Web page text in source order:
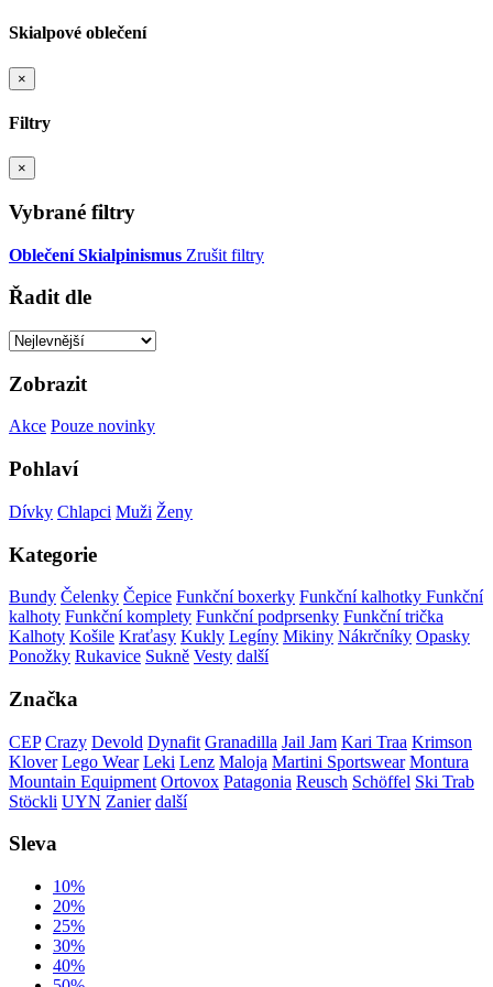
Skialpové oblečení
×
Filtry
×
Vybrané filtry
Oblečení Skialpinismus Zrušit filtry
Řadit dle
Zobrazit
Akce Pouze novinky
Pohlaví
Dívky Chlapci Muži Ženy
Kategorie
Bundy Čelenky Čepice Funkční boxerky Funkční kalhotky Funkční
kalhoty Funkční komplety Funkční podprsenky Funkční trička
Kalhoty Košile Kraťasy Kukly Legíny Mikiny Nákrčníky Opasky
Ponožky Rukavice Sukně Vesty další
Značka
CEP Crazy Devold Dynafit Granadilla Jail Jam Kari Traa Krimson
Klover Lego Wear Leki Lenz Maloja Martini Sportswear Montura
Mountain Equipment Ortovox Patagonia Reusch Schöffel Ski Trab
Stöckli UYN Zanier další
Sleva
10%
20%
25%
30%
40%